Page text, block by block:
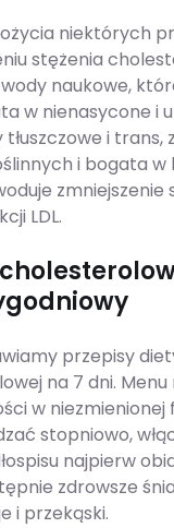
niektórych
stężenia
naukowe,
w nienasycone i
i trans,
i bogata w
zmniejszenie
LDL.
przepisy
na 7 dni.
w niezmienionej
stopniowo,
najpierw
zdrowsze
i przekąski.